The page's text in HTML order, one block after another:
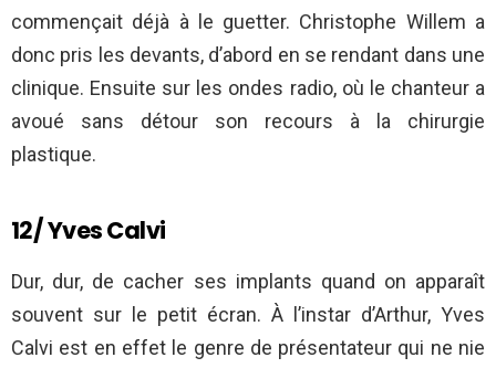
commençait déjà à le guetter. Christophe Willem a
donc pris les devants, d’abord en se rendant dans une
clinique. Ensuite sur les ondes radio, où le chanteur a
avoué sans détour son recours à la chirurgie
plastique.
12/ Yves Calvi
Dur, dur, de cacher ses implants quand on apparaît
souvent sur le petit écran. À l’instar d’Arthur, Yves
Calvi est en effet le genre de présentateur qui ne nie